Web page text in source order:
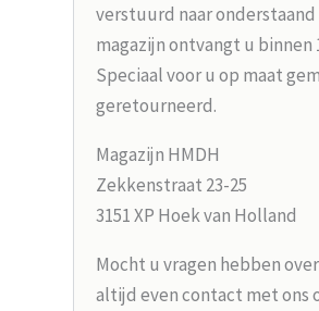
verstuurd naar onderstaand
magazijn ontvangt u binnen
Speciaal voor u op maat
geretourneerd.
Magazijn HMDH
Zekkenstraat 23-25
3151 XP Hoek van Holland
Mocht u vragen hebben
altijd even contact met ons